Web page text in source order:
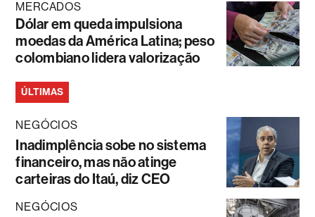
MERCADOS
Dólar em queda impulsiona
moedas da América Latina; peso
colombiano lidera valorização
ÚLTIMAS
NEGÓCIOS
Inadimplência sobe no sistema
financeiro, mas não atinge
carteiras do Itaú, diz CEO
NEGÓCIOS